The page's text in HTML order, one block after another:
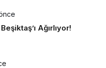
Ağırlıyor!